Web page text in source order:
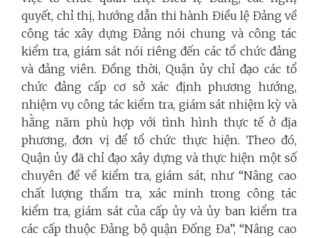
quyết, chỉ thị, hướng dẫn thi hành Điều lệ Đảng về
công tác xây dựng Đảng nói chung và công tác
kiểm tra, giám sát nói riêng đến các tổ chức đảng
và đảng viên. Đồng thời, Quận ủy chỉ đạo các tổ
chức đảng cấp cơ sở xác định phương hướng,
nhiệm vụ công tác kiểm tra, giám sát nhiệm kỳ và
hằng năm phù hợp với tình hình thực tế ở địa
phương, đơn vị để tổ chức thực hiện. Theo đó,
Quận ủy đã chỉ đạo xây dựng và thực hiện một số
chuyên đề về kiểm tra, giám sát, như “Nâng cao
chất lượng thẩm tra, xác minh trong công tác
kiểm tra, giám sát của cấp ủy và ủy ban kiểm tra
các cấp thuộc Đảng bộ quận Đống Đa”, “Nâng cao